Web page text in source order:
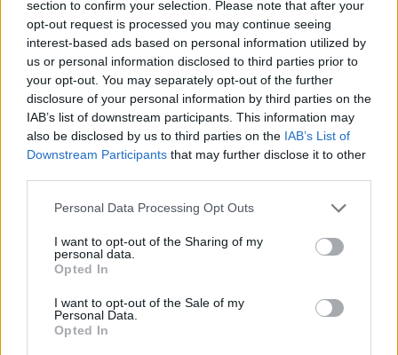
section to confirm your selection. Please note that after your
opt-out request is processed you may continue seeing
interest-based ads based on personal information utilized by
us or personal information disclosed to third parties prior to
your opt-out. You may separately opt-out of the further
disclosure of your personal information by third parties on the
IAB’s list of downstream participants. This information may
also be disclosed by us to third parties on the IAB’s List of
Downstream Participants that may further disclose it to other
Please note that this website/app uses one or more Google
not limited to your visit or usage behaviour. You may click to
grant or deny consent to Google and its third-party tags to
use your data for below specified purposes in below Google
consent section.
Personal Data Processing Opt Outs
I want to opt-out of the Sharing of my
personal data.
Opted In
I want to opt-out of the Sale of my
Personal Data.
Opted In